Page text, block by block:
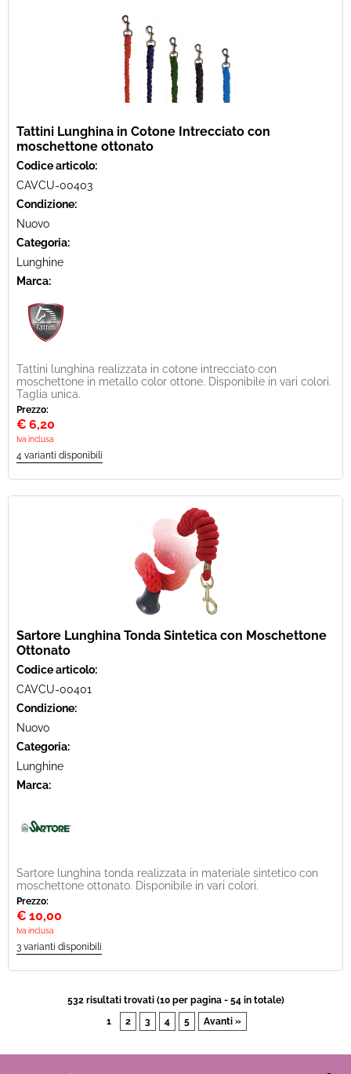
Tattini Lunghina in Cotone Intrecciato con
moschettone ottonato
Codice articolo:
CAVCU-00403
Condizione:
Nuovo
Categoria:
Lunghine
Marca:
Tattini lunghina realizzata in cotone intrecciato con
moschettone in metallo color ottone. Disponibile in vari colori.
Taglia unica.
Prezzo:
€ 6,20
Iva inclusa
Sartore Lunghina Tonda Sintetica con Moschettone
Ottonato
Codice articolo:
CAVCU-00401
Condizione:
Nuovo
Categoria:
Lunghine
Marca:
Sartore lunghina tonda realizzata in materiale sintetico con
moschettone ottonato. Disponibile in vari colori.
Prezzo:
€ 10,00
Iva inclusa
532 risultati trovati (10 per pagina - 54 in totale)
1
2 3 4 5 Avanti »